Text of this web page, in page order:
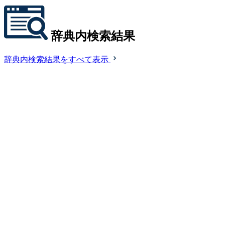
辞典内検索結果
辞典内検索結果をすべて表示